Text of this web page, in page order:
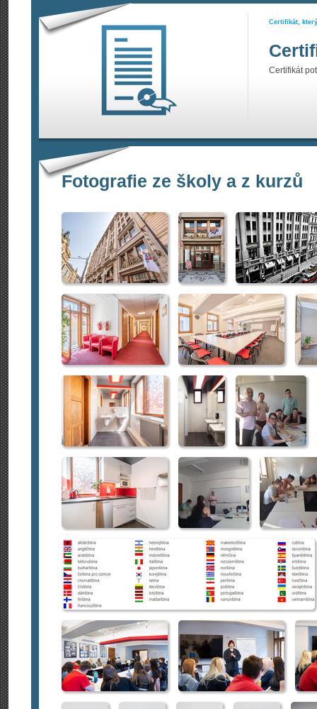
Certifikát,
Certifikát
Fotografie ze školy a z kurzů